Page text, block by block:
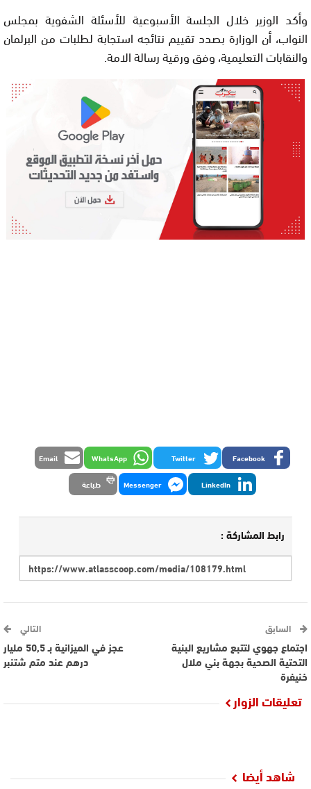
وأكد الوزير خلال الجلسة الأسبوعية للأسئلة الشفوية بمجلس
النواب، أن الوزارة بصدد تقييم نتائجه استجابة لطلبات من البرلمان
والنقابات التعليمية، وفق ورقية رسالة الامة.
Facebook
Twitter
WhatsApp
Email
LinkedIn
Messenger طباعة
رابط المشاركة :
السابق
اجتماع جهوي لتتبع مشاريع البنية
التحتية الصحية بجهة بني ملال
خنيفرة
التالي
عجز في الميزانية بـ 50,5 مليار
درهم عند متم شتنبر
تعليقات الزوار
شاهد أيضا